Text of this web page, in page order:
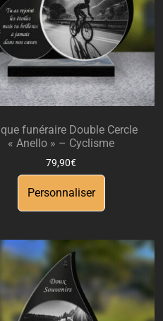
funéraire Double Cercle
« Anello » – Cyclisme
79,90€
Personnaliser